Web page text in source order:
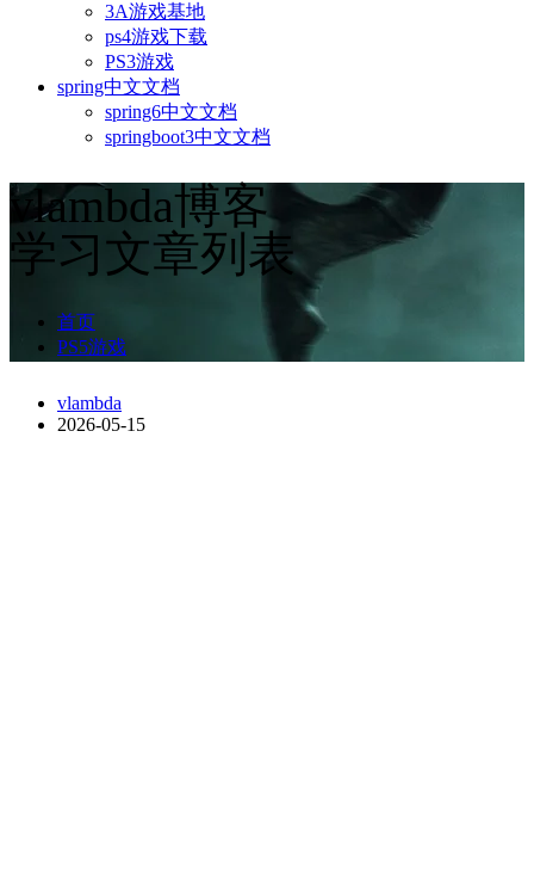
3A游戏基地
ps4游戏下载
PS3游戏
spring中文文档
spring6中文文档
springboot3中文文档
vlambda博客
学习文章列表
首页
PS5游戏
vlambda
2026-05-15